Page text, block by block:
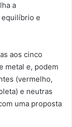
a
equilíbrio e
aos cinco
metal e, podem
(vermelho,
e neutras
uma proposta